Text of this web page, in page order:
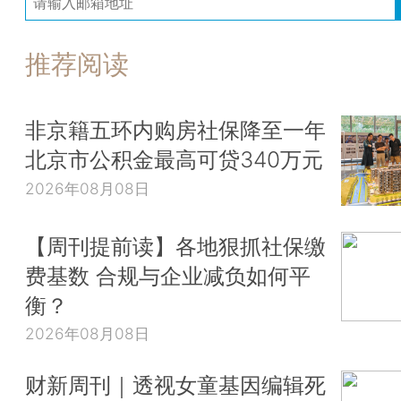
推荐阅读
非京籍五环内购房社保降至一年
北京市公积金最高可贷340万元
2026年08月08日
【周刊提前读】各地狠抓社保缴
费基数 合规与企业减负如何平
衡？
2026年08月08日
财新周刊｜透视女童基因编辑死